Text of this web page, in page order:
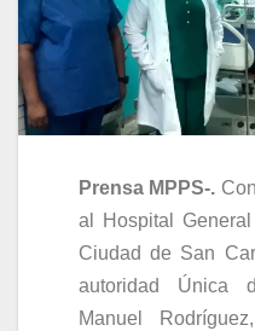
Prensa MPPS-.
al Hospital
Ciudad de San
autoridad Única
Manuel